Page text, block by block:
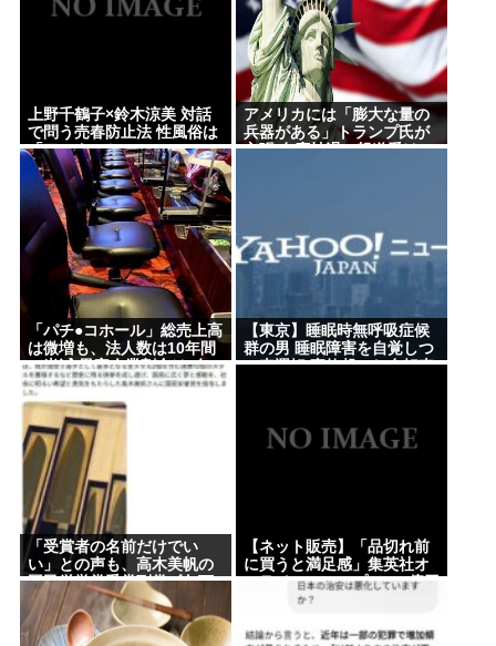
ディズニーのおいなり巻（600円）、卑猥すぎて賛否
日産e-power、無給油で1980km走行しギネス記録を
達成、無駄な発電や送電ロスなくEVよりエコを証明
【高市】「ナフサがなくなる」現状超頑張って延命
してるだけでどんどん不足してる状況は改善してな
いのにもうナフサあることになった理由
【速報】イオン熊本の爆心地に“マップにない部
屋” 店員らが語った爆発直前の様子
【悲報】みいちゃん作者「みいちゃん母は障害者な
ので自分が殺したと思い込んで自白しました」←な
にこれ
ジャンプストアで大量注文→キャンセルを繰り返し
た女を逮捕 「注文で欲求が満たされた」総額43億円
ジョジョってネットでジョジョ立ちが話題になり始
めた2000年代初頭くらいから急にすげえ人気作品扱
いになったよな
東京都の最低賃金1280円に引き上げへ…54円アッ
プ、10月1日にも適用
上野千鶴子×鈴木涼美 対話
で問う売春防止法 性風俗は
「ワーク」か
アメリカには「膨大な量の
兵器がある」トランプ氏が
主張 在庫枯渇の報道受け
「パチ●コホール」総売上高
は微増も、法人数は10年間
で半減 黒字企業割合は5年
ぶりに7割超え
【東京】睡眠時無呼吸症候
群の男 睡眠障害を自覚しつ
つ車運転 事故起こし自転車
「受賞者の名前だけでい
い」との声も、高木美帆の
国民栄誉賞受賞副賞《包丁
10本》に”高市総理の名前も
刻印”
【ネット販売】「品切れ前
に買うと満足感」集英社オ
ンラインショップで”43億円
分”キャンセルか 200超のメ
文 32歳女を逮捕